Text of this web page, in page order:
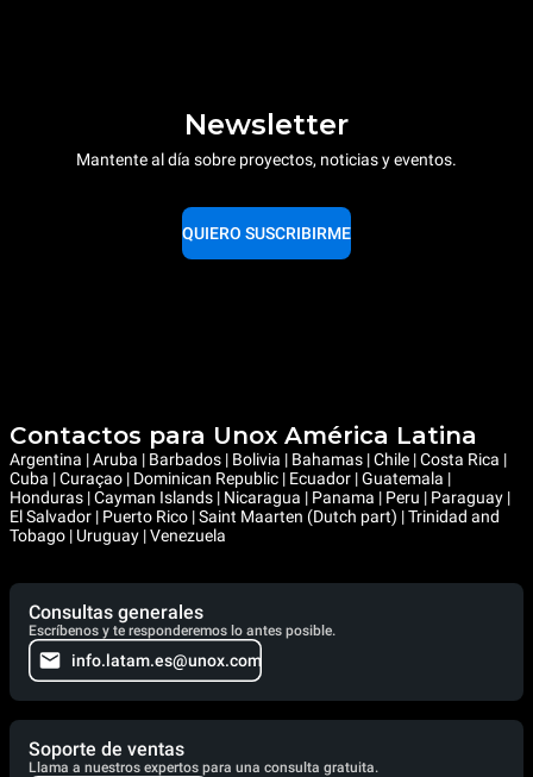
Newsletter
Mantente al día sobre proyectos, noticias y eventos.
QUIERO SUSCRIBIRME
Contactos para Unox América Latina
Argentina | Aruba | Barbados | Bolivia | Bahamas | Chile | Costa Rica |
Cuba | Curaçao | Dominican Republic | Ecuador | Guatemala |
Honduras | Cayman Islands | Nicaragua | Panama | Peru | Paraguay |
El Salvador | Puerto Rico | Saint Maarten (Dutch part) | Trinidad and
Tobago | Uruguay | Venezuela
Consultas generales
Escríbenos y te responderemos lo antes posible.
info.latam.es@unox.com
Soporte de ventas
Llama a nuestros expertos para una consulta gratuita.